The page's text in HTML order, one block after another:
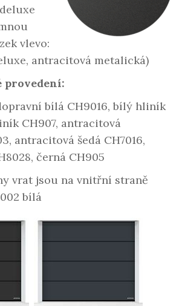
vlevo:
antracitová metalická)
provedení:
bílá CH9016, bílý hliník
CH907, antracitová
antracitová šedá CH7016,
černá CH905
vrat jsou na vnitřní straně
bílá